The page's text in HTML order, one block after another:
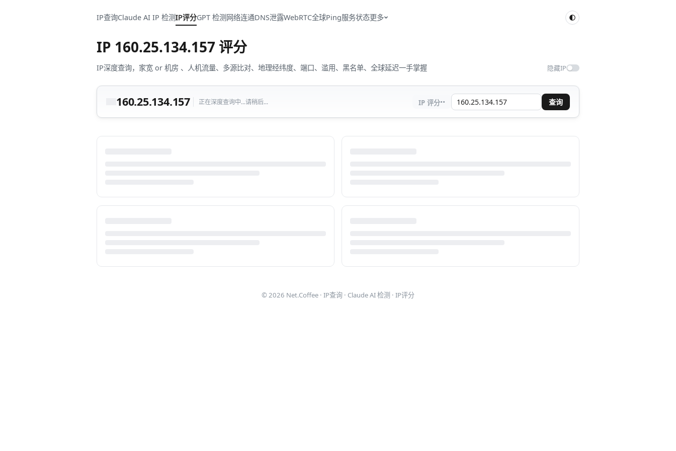
IP查询Claude AI IP 检测IP评分GPT 检测网络连通DNS泄露WebRTC全球Ping服务状态更多
IP 160.25.134.157 评分
IP深度查询，家宽 or 机房 、人机流量、多源比对、地理经纬度、端口、滥用、黑名单、全球延迟一手掌握 隐藏IP
160.25.134.157 正在深度查询中...请稍后... IP 评分·· 查询
© 2026 Net.Coffee · IP查询 · Claude AI 检测 · IP评分